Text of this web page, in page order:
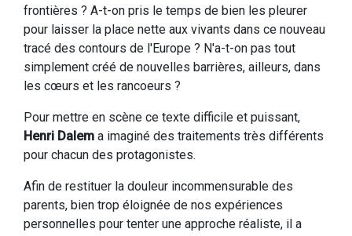
frontières ? A-t-on pris le temps de bien les pleurer
pour laisser la place nette aux vivants dans ce nouveau
tracé des contours de l'Europe ? N'a-t-on pas tout
simplement créé de nouvelles barrières, ailleurs, dans
les cœurs et les rancoeurs ?
Pour mettre en scène ce texte difficile et puissant,
Henri Dalem a imaginé des traitements très différents
pour chacun des protagonistes.
Afin de restituer la douleur incommensurable des
parents, bien trop éloignée de nos expériences
personnelles pour tenter une approche réaliste, il a